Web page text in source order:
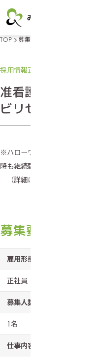
Skip
TOP 募集要項
採用情報正社員募集
准看護師（常勤／
ビリセンター大村
※ハローワークを通じて入職さ
降も継続勤務の場合10万円を支給
（詳細は、お尋ねください）
募集要項
雇用形態
正社員
募集人数
1名
仕事内容